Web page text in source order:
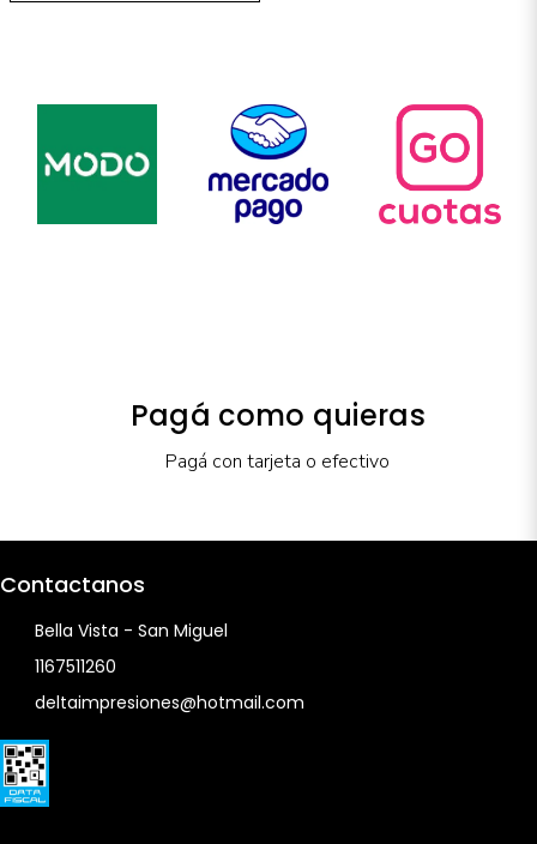
Pagá como quieras
Pagá con tarjeta o efectivo
Contactanos
Bella Vista - San Miguel
1167511260
deltaimpresiones@hotmail.com